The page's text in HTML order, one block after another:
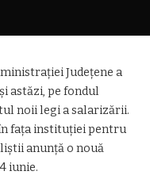
Județene a
astăzi, pe fondul
noii legi a salarizării.
fața instituției pentru
anunță o nouă
iunie.